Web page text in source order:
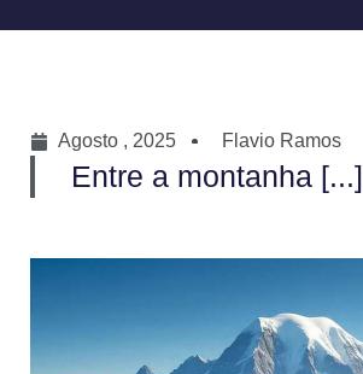
Agosto , 2025 Flavio Ramos
Entre a montanha [...]